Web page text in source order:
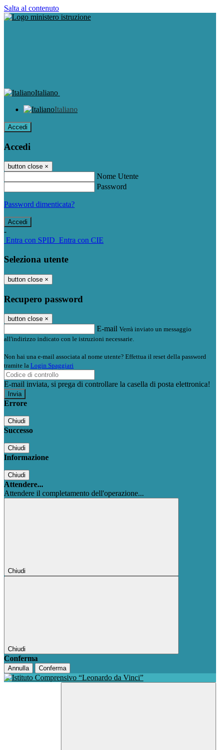
Salta al contenuto
Italiano
Italiano
Accedi
Accedi
button close ×
Nome Utente
Password
Password dimenticata?
-
Entra con SPID Entra con CIE
Seleziona utente
button close ×
Recupero password
button close ×
E-mail Verrà inviato un messaggio
all'indirizzo indicato con le istruzioni necessarie.
Non hai una e-mail associata al nome utente? Effettua il reset della password
tramite la Login Spaggiari
E-mail inviata, si prega di controllare la casella di posta elettronica!
Errore
Chiudi
Successo
Chiudi
Informazione
Chiudi
Attendere...
Attendere il completamento dell'operazione...
Chiudi
Chiudi
Conferma
Annulla Conferma